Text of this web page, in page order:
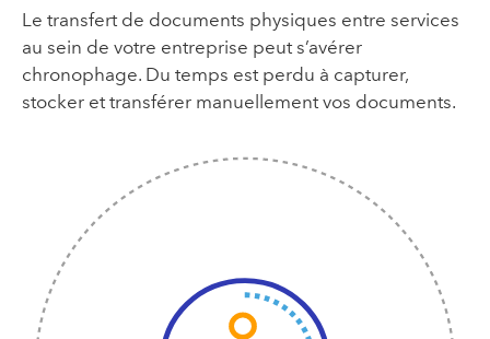
Le transfert de documents physiques entre services
au sein de votre entreprise peut s’avérer
chronophage. Du temps est perdu à capturer,
stocker et transférer manuellement vos documents.